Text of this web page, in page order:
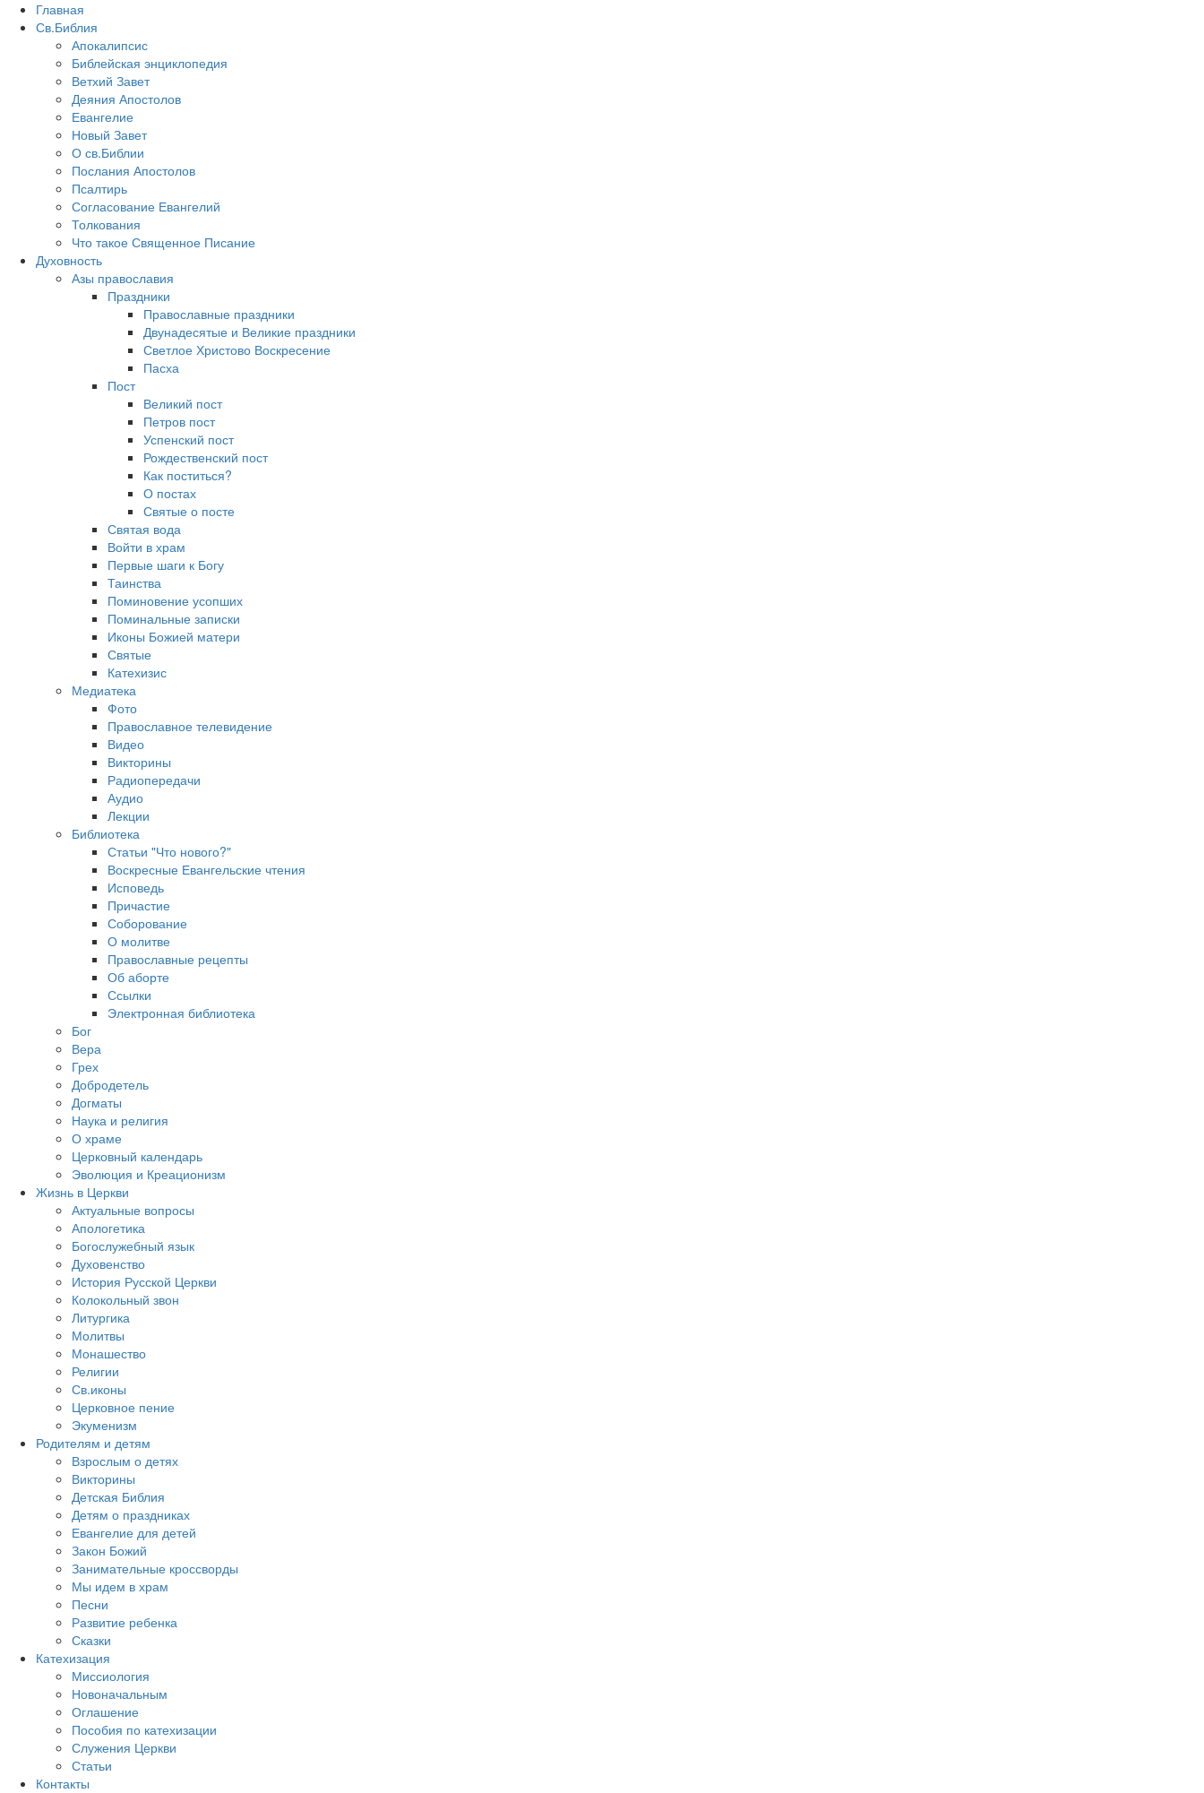
Главная
Св.Библия
Апокалипсис
Библейская энциклопедия
Ветхий Завет
Деяния Апостолов
Евангелие
Новый Завет
О св.Библии
Послания Апостолов
Псалтирь
Согласование Евангелий
Толкования
Что такое Священное Писание
Духовность
Азы православия
Праздники
Православные праздники
Двунадесятые и Великие праздники
Светлое Христово Воскресение
Пасха
Пост
Великий пост
Петров пост
Успенский пост
Рождественский пост
Как поститься?
О постах
Святые о посте
Святая вода
Войти в храм
Первые шаги к Богу
Таинства
Поминовение усопших
Поминальные записки
Иконы Божией матери
Святые
Катехизис
Медиатека
Фото
Православное телевидение
Видео
Викторины
Радиопередачи
Аудио
Лекции
Библиотека
Статьи "Что нового?"
Воскресные Евангельские чтения
Исповедь
Причастие
Соборование
О молитве
Православные рецепты
Об аборте
Ссылки
Электронная библиотека
Бог
Вера
Грех
Добродетель
Догматы
Наука и религия
О храме
Церковный календарь
Эволюция и Креационизм
Жизнь в Церкви
Актуальные вопросы
Апологетика
Богослужебный язык
Духовенство
История Русской Церкви
Колокольный звон
Литургика
Молитвы
Монашество
Религии
Св.иконы
Церковное пение
Экуменизм
Родителям и детям
Взрослым о детях
Викторины
Детская Библия
Детям о праздниках
Евангелие для детей
Закон Божий
Занимательные кроссворды
Мы идем в храм
Песни
Развитие ребенка
Сказки
Катехизация
Миссиология
Новоначальным
Оглашение
Пособия по катехизации
Служения Церкви
Статьи
Контакты